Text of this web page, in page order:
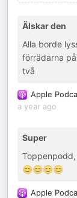
Älskar den
Alla borde
förrädarna
två
Apple
a year ago
Super
😊😊😊😊
Apple